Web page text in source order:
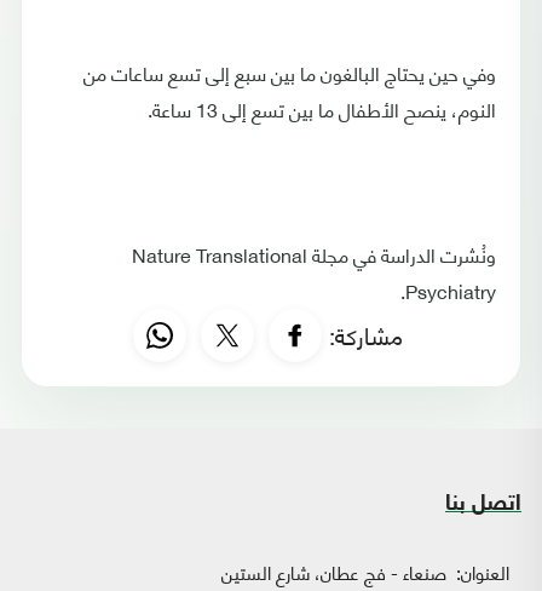
وفي حين يحتاج البالغون ما بين سبع إلى تسع ساعات من
النوم، ينصح الأطفال ما بين تسع إلى 13 ساعة.
ونُشرت الدراسة في مجلة Nature Translational
Psychiatry.
مشاركة:
اتصل بنا
العنوان: صنعاء - فج عطان، شارع الستين